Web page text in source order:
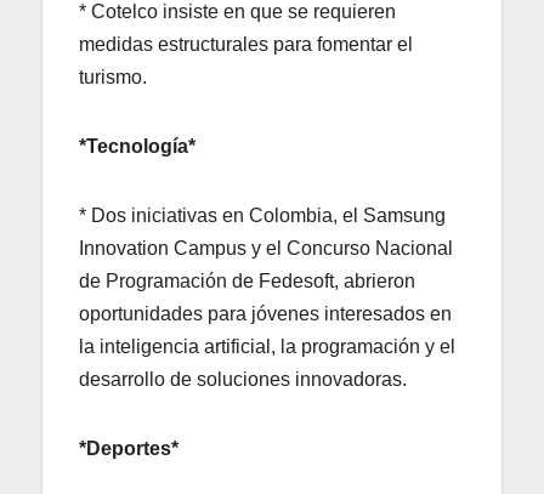
* Cotelco insiste en que se requieren
medidas estructurales para fomentar el
turismo.
*Tecnología*
* Dos iniciativas en Colombia, el Samsung
Innovation Campus y el Concurso Nacional
de Programación de Fedesoft, abrieron
oportunidades para jóvenes interesados en
la inteligencia artificial, la programación y el
desarrollo de soluciones innovadoras.
*Deportes*